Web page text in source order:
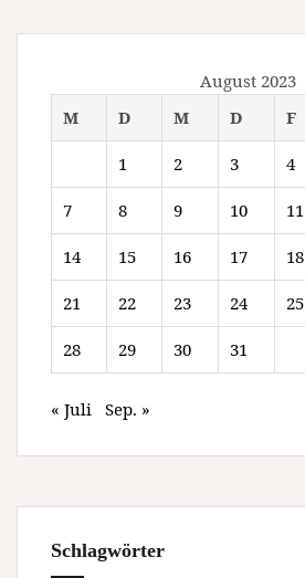
August 2023
M
D M D F
1 2 3 4
7 8 9 10 11
14 15 16 17 18
21 22 23 24 25
28 29 30 31
« Juli Sep. »
Schlagwörter